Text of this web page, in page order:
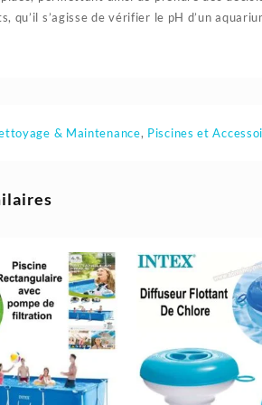
qu’il s’agisse de vérifier le pH d’un
& Maintenance, Piscines et